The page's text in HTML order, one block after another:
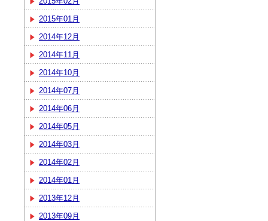
2015年01月
2014年12月
2014年11月
2014年10月
2014年07月
2014年06月
2014年05月
2014年03月
2014年02月
2014年01月
2013年12月
2013年09月